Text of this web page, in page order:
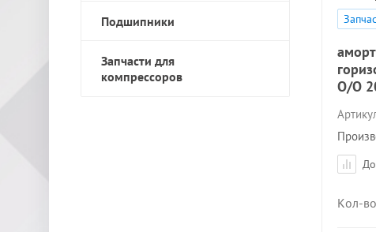
Подшипники
Запчасти для
компрессоров
O/O
Кол-